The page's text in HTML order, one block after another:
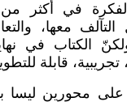
الفكرة في أكثر
معها،
الكتاب في
قابلة
على محورين ليسا